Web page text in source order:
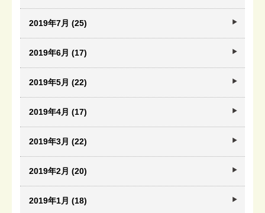
2019年7月 (25)
2019年6月 (17)
2019年5月 (22)
2019年4月 (17)
2019年3月 (22)
2019年2月 (20)
2019年1月 (18)